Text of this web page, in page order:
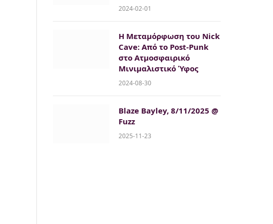
2024-02-01
Η Μεταμόρφωση του Nick
Cave: Από το Post-Punk
στο Ατμοσφαιρικό
Μινιμαλιστικό Ύφος
2024-08-30
Blaze Bayley, 8/11/2025 @
Fuzz
2025-11-23